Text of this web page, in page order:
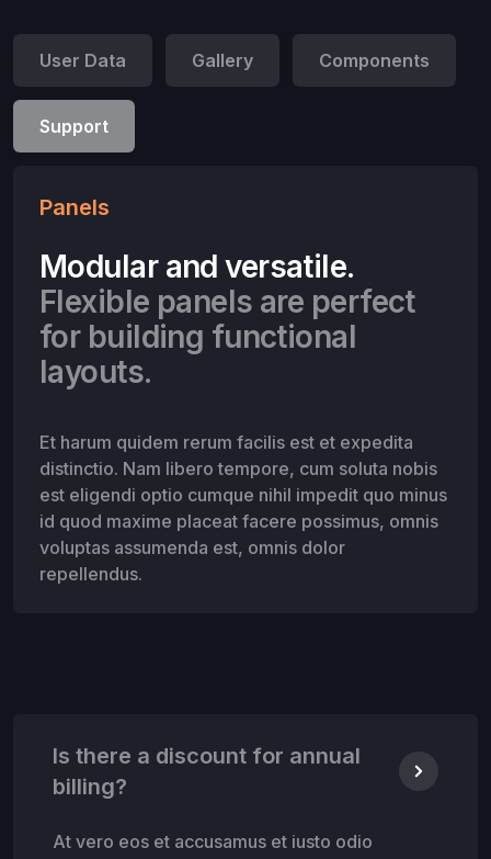
User Data Gallery Components
Support
Panels
Modular and versatile.
Flexible panels are perfect
for building functional
layouts.
Et harum quidem rerum facilis est et expedita
distinctio. Nam libero tempore, cum soluta nobis
est eligendi optio cumque nihil impedit quo minus
id quod maxime placeat facere possimus, omnis
voluptas assumenda est, omnis dolor
repellendus.
Is there a discount for annual
billing?
At vero eos et accusamus et iusto odio